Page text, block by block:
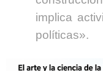
implica
políticas».